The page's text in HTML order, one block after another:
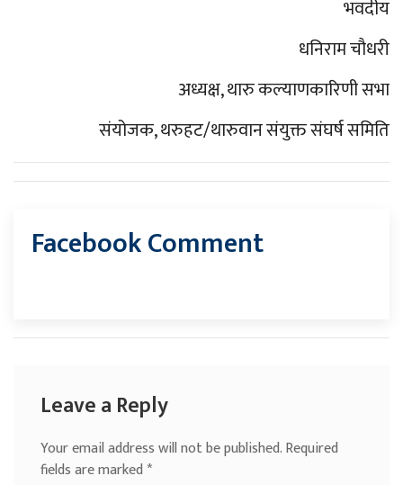
भवदीय
धनिराम चौधरी
अध्यक्ष, थारु कल्याणकारिणी सभा
संयोजक, थरुहट/थारुवान संयुक्त संघर्ष समिति
Facebook Comment
Leave a Reply
Your email address will not be published.Required
fields are marked*